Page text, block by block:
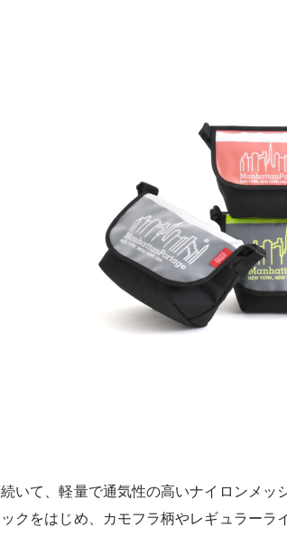
続いて、軽量で通気性の高いナイロンメッ
ックをはじめ、カモフラ柄やレギュラー